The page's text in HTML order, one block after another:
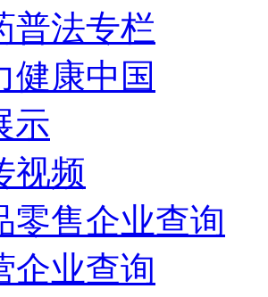
普法专栏
健康中国
示
视频
零售企业查询
企业查询